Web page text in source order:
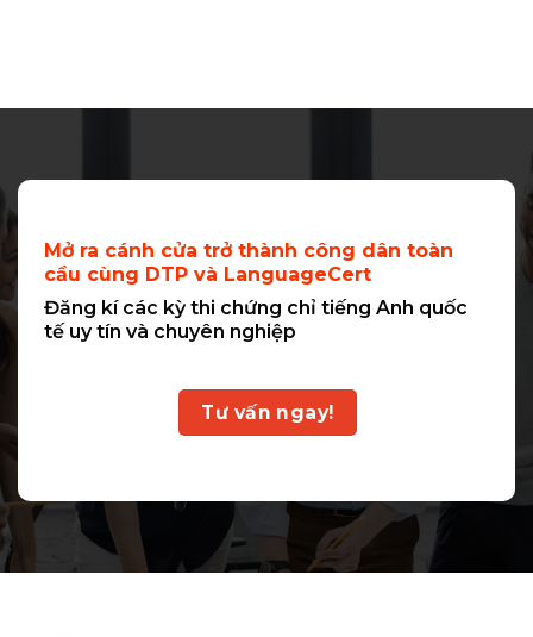
Mở ra cánh cửa trở thành công dân toàn
cầu cùng DTP và LanguageCert
Đăng kí các kỳ thi chứng chỉ tiếng Anh quốc
tế uy tín và chuyên nghiệp
Tư vấn ngay!